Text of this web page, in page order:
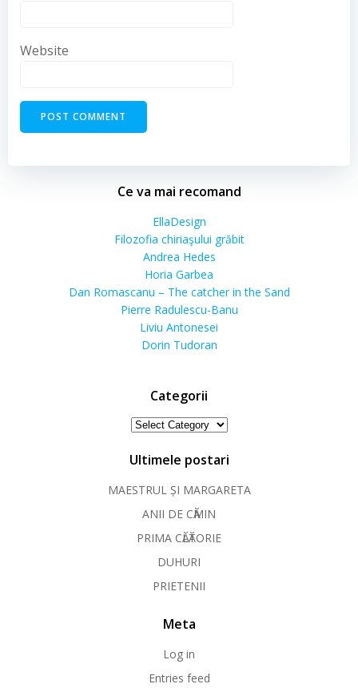
Website
Ce va mai recomand
EllaDesign
Filozofia chiriaşului grăbit
Andrea Hedes
Horia Garbea
Dan Romascanu – The catcher in the Sand
Pierre Radulescu-Banu
Liviu Antonesei
Dorin Tudoran
Categorii
Categorii
Ultimele postari
MAESTRUL ȘI MARGARETA
ANII DE CӐMIN
PRIMA CӐLӐTORIE
DUHURI
PRIETENII
Meta
Log in
Entries feed